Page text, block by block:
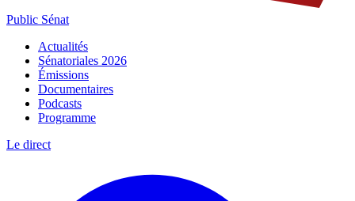
Public Sénat
Actualités
Sénatoriales 2026
Émissions
Documentaires
Podcasts
Programme
Le direct